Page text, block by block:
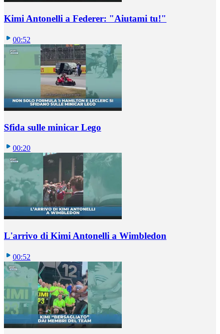
Kimi Antonelli a Federer: "Aiutami tu!"
00:52
Sfida sulle minicar Lego
00:20
L'arrivo di Kimi Antonelli a Wimbledon
00:52